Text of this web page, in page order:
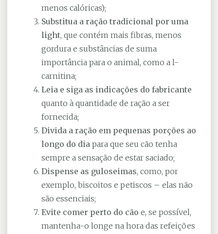
menos calóricas);
Substitua a ração tradicional por uma
light, que contém mais fibras, menos
gordura e substâncias de suma
importância para o animal, como a l-
carnitina;
Leia e siga as indicações do fabricante
quanto à quantidade de ração a ser
fornecida;
Divida a ração em pequenas porções ao
longo do dia para que seu cão tenha
sempre a sensação de estar saciado;
Dispense as guloseimas, como, por
exemplo, biscoitos e petiscos – elas não
são essenciais;
Evite comer perto do cão e, se possível,
mantenha-o longe na hora das refeições